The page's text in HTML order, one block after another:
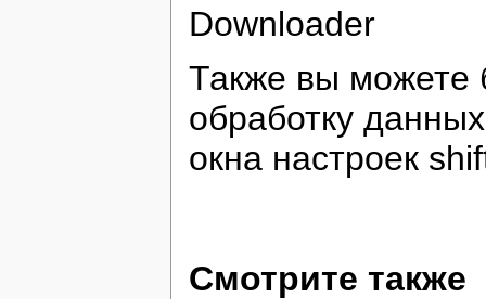
Также вы можете
обработку
окна настроек
Смотрите также